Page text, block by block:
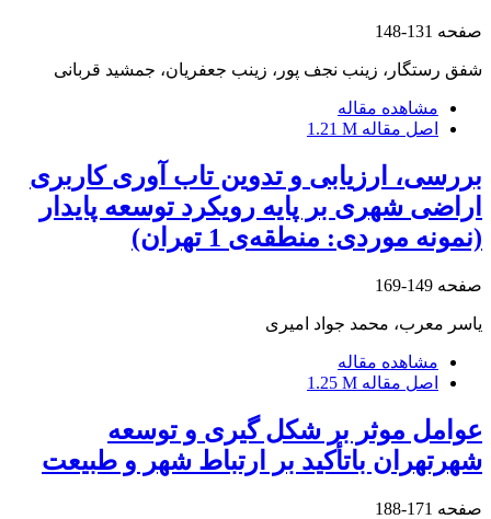
صفحه 131-148
شفق رستگار، زینب نجف پور، زینب جعفریان، جمشید قربانی
مشاهده مقاله
اصل مقاله 1.21 M
بررسی، ارزیابی و تدوین تاب آوری کاربری
اراضی شهری بر پایه رویکرد توسعه پایدار
(نمونه موردی: منطقه‌ی 1 تهران)
صفحه 149-169
یاسر معرب، محمد جواد امیری
مشاهده مقاله
اصل مقاله 1.25 M
عوامل موثر بر شکل گیری و توسعه
شهرتهران باتأکید بر ارتباط شهر و طبیعت
صفحه 171-188